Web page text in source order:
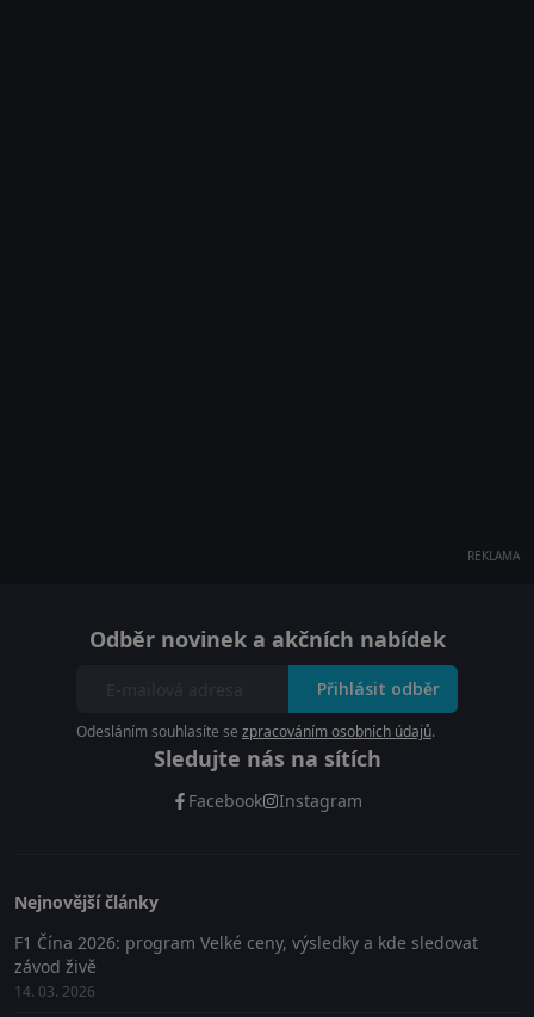
REKLAMA
Odběr novinek a akčních nabídek
Přihlásit odběr
Odesláním souhlasíte se zpracováním osobních údajů.
Sledujte nás na sítích
Facebook Instagram
Nejnovější články
F1 Čína 2026: program Velké ceny, výsledky a kde sledovat
závod živě
14. 03. 2026